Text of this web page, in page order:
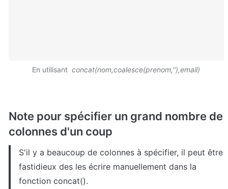
En utilisant concat(nom,coalesce(prenom,''),email)
Note pour spécifier un grand nombre de
colonnes d'un coup
S'il y a beaucoup de colonnes à spécifier, il peut être
fastidieux des les écrire manuellement dans la
fonction concat().